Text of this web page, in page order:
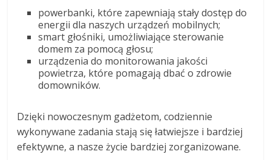
powerbanki, które zapewniają stały dostęp do
energii dla naszych urządzeń mobilnych;
smart głośniki, umożliwiające sterowanie
domem za pomocą głosu;
urządzenia do monitorowania jakości
powietrza, które pomagają dbać o zdrowie
domowników.
Dzięki nowoczesnym gadżetom, codziennie
wykonywane zadania stają się łatwiejsze i bardziej
efektywne, a nasze życie bardziej zorganizowane.